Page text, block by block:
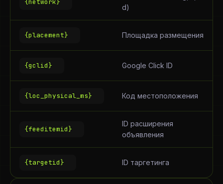
{network}
d)
{placement} Площадка размещения
{gclid} Google Click ID
{loc_physical_ms} Код местоположения
{feeditemid}
ID расширения
объявления
{targetid} ID таргетинга